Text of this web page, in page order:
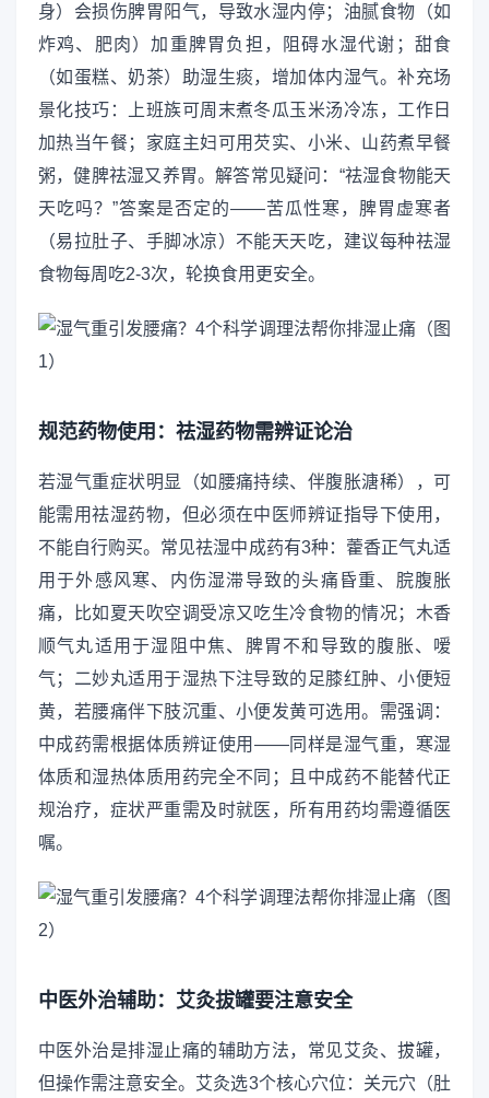
身）会损伤脾胃阳气，导致水湿内停；油腻食物（如
炸鸡、肥肉）加重脾胃负担，阻碍水湿代谢；甜食
（如蛋糕、奶茶）助湿生痰，增加体内湿气。补充场
景化技巧：上班族可周末煮冬瓜玉米汤冷冻，工作日
加热当午餐；家庭主妇可用芡实、小米、山药煮早餐
粥，健脾祛湿又养胃。解答常见疑问：“祛湿食物能天
天吃吗？”答案是否定的——苦瓜性寒，脾胃虚寒者
（易拉肚子、手脚冰凉）不能天天吃，建议每种祛湿
食物每周吃2-3次，轮换食用更安全。
规范药物使用：祛湿药物需辨证论治
若湿气重症状明显（如腰痛持续、伴腹胀溏稀），可
能需用祛湿药物，但必须在中医师辨证指导下使用，
不能自行购买。常见祛湿中成药有3种：藿香正气丸适
用于外感风寒、内伤湿滞导致的头痛昏重、脘腹胀
痛，比如夏天吹空调受凉又吃生冷食物的情况；木香
顺气丸适用于湿阻中焦、脾胃不和导致的腹胀、嗳
气；二妙丸适用于湿热下注导致的足膝红肿、小便短
黄，若腰痛伴下肢沉重、小便发黄可选用。需强调：
中成药需根据体质辨证使用——同样是湿气重，寒湿
体质和湿热体质用药完全不同；且中成药不能替代正
规治疗，症状严重需及时就医，所有用药均需遵循医
嘱。
中医外治辅助：艾灸拔罐要注意安全
中医外治是排湿止痛的辅助方法，常见艾灸、拔罐，
但操作需注意安全。艾灸选3个核心穴位：关元穴（肚